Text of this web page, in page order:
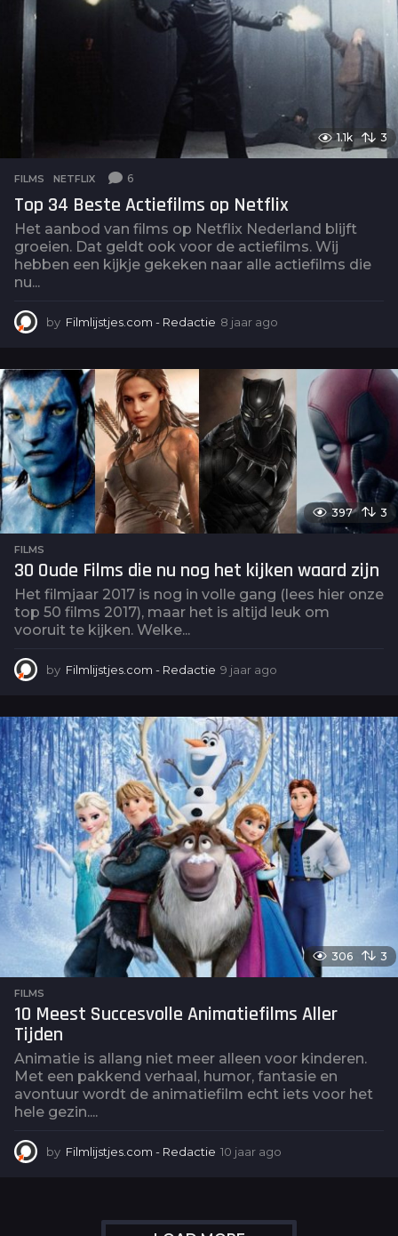
o
1.1k 3
FILMS ,NETFLIX 6
Top 34 Beste Actiefilms op Netflix
Het aanbod van films op Netflix Nederland blijft
groeien. Dat geldt ook voor de actiefilms. Wij
hebben een kijkje gekeken naar alle actiefilms die
nu...
by Filmlijstjes.com - Redactie 8 jaar ago
a
r
a
g
o
397 3
FILMS
30 Oude Films die nu nog het kijken waard zijn
Het filmjaar 2017 is nog in volle gang (lees hier onze
top 50 films 2017), maar het is altijd leuk om
vooruit te kijken. Welke...
by Filmlijstjes.com - Redactie 9 jaar ago
a
r
a
g
o
306 3
FILMS
10 Meest Succesvolle Animatiefilms Aller
Tijden
Animatie is allang niet meer alleen voor kinderen.
Met een pakkend verhaal, humor, fantasie en
avontuur wordt de animatiefilm echt iets voor het
hele gezin....
by Filmlijstjes.com - Redactie 10 jaar ago
r